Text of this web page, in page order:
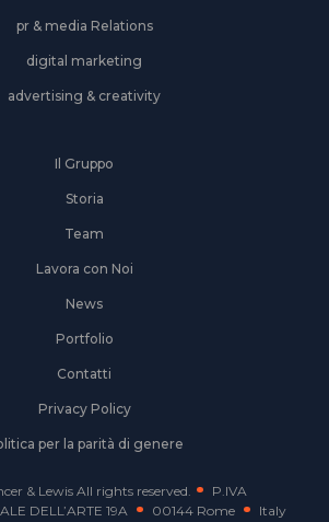
pr & media Relations
digital marketing
advertising & creativity
Il Gruppo
Storia
Team
Lavora con Noi
News
Portfolio
Contatti
Privacy Policy
per la parità di genere
& Lewis All rights reserved.
P.IVA
DELL’ARTE 19A 00144 Rome Italy